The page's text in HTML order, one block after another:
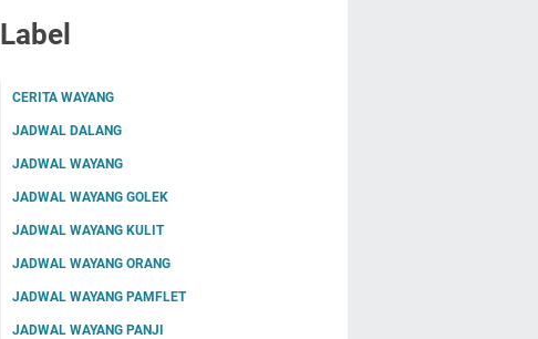
Label
CERITA WAYANG
JADWAL DALANG
JADWAL WAYANG
JADWAL WAYANG GOLEK
JADWAL WAYANG KULIT
JADWAL WAYANG ORANG
JADWAL WAYANG PAMFLET
JADWAL WAYANG PANJI